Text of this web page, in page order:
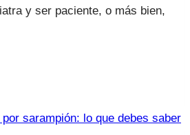
y ser paciente, o más bien,